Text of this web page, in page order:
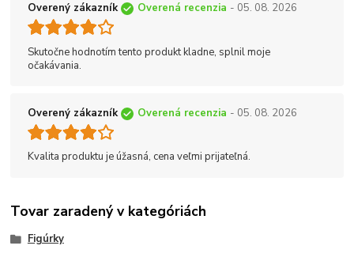
Overený zákazník Overená recenzia - 05. 08. 2026
Skutočne hodnotím tento produkt kladne, splnil moje
očakávania.
Overený zákazník Overená recenzia - 05. 08. 2026
Kvalita produktu je úžasná, cena veľmi prijateľná.
Tovar zaradený v kategóriách
Figúrky